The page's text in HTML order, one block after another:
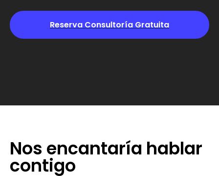
Reserva Consultoría Gratuita
Nos encantaría hablar
contigo